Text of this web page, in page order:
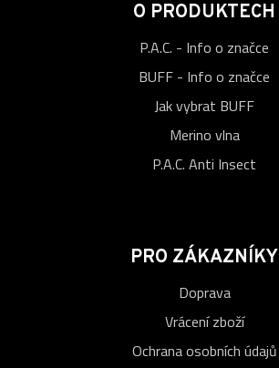
O PRODUKTECH
P.A.C. - Info o značce
BUFF - Info o značce
Jak vybrat BUFF
Merino vlna
P.A.C. Anti Insect
PRO ZÁKAZNÍKY
Doprava
Vrácení zboží
Ochrana osobních údajů